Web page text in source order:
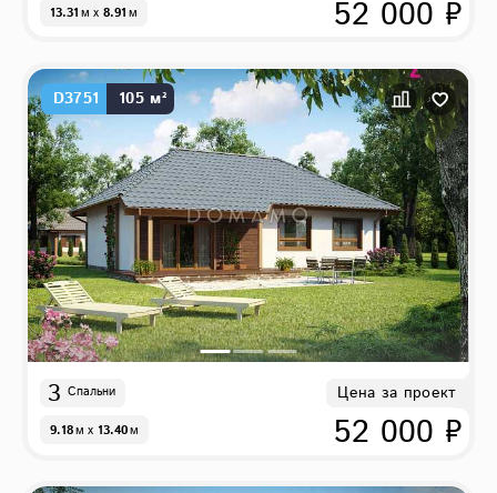
13.31м x 8.91м 52 000 ₽
D3751 105 м²
3 Спальни
9.18м x 13.40м
Цена за проект
52 000 ₽